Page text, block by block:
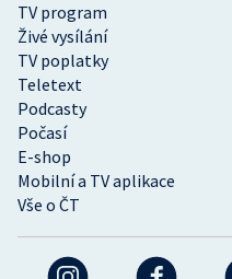
TV program
Živé vysílání
TV poplatky
Teletext
Podcasty
Počasí
E-shop
Mobilní a TV aplikace
Vše o ČT